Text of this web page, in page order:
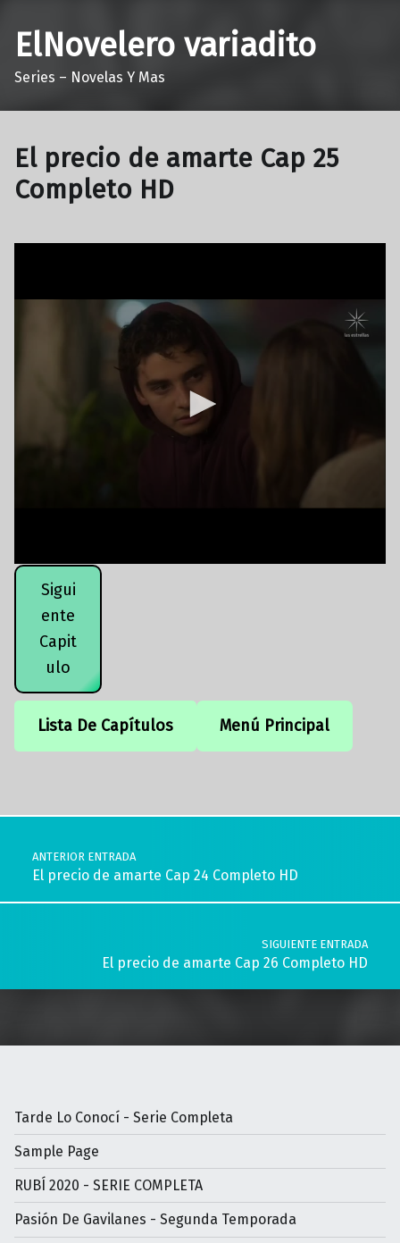
ElNovelero variadito
Series – Novelas Y Mas
El precio de amarte Cap 25
Completo HD
Sigui
ente
Capit
ulo
Lista De Capítulos Menú Principal
Navegación de entradas
ANTERIOR ENTRADA
El precio de amarte Cap 24 Completo HD
SIGUIENTE ENTRADA
El precio de amarte Cap 26 Completo HD
Tarde Lo Conocí - Serie Completa
Sample Page
RUBÍ 2020 - SERIE COMPLETA
Pasión De Gavilanes - Segunda Temporada